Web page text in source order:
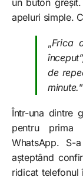
apeluri simple.
„Frica
de
minute.”
Într-una dintre
pentru
WhatsApp.
așteptând
ridicat telefonul